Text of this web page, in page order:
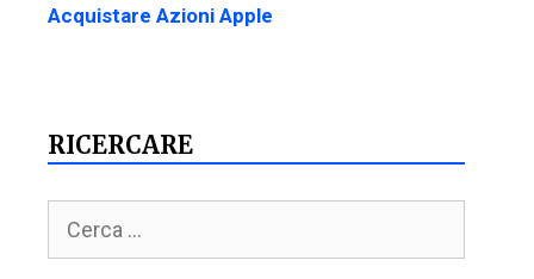
Acquistare Azioni Apple
RICERCARE